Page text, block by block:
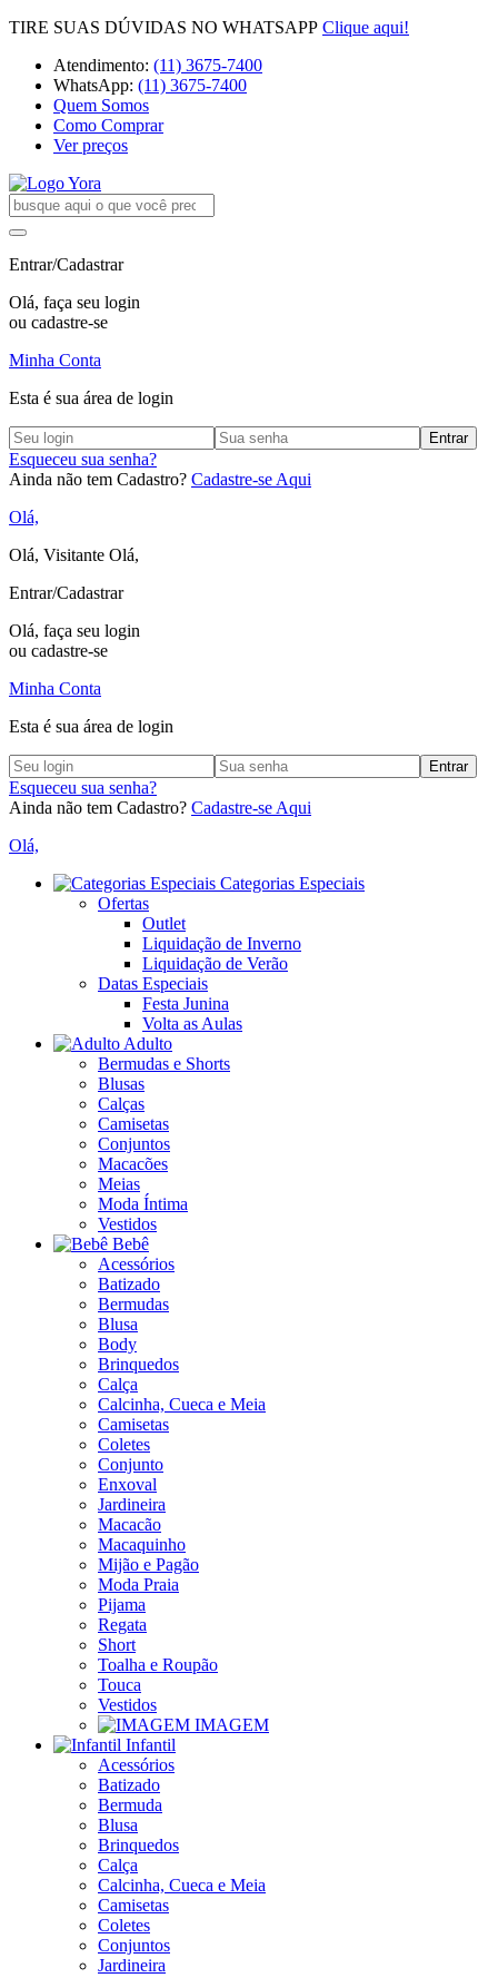
TIRE SUAS DÚVIDAS NO WHATSAPP Clique aqui!
Atendimento: (11) 3675-7400
WhatsApp: (11) 3675-7400
Quem Somos
Como Comprar
Ver preços
Entrar/Cadastrar
Olá, faça seu login
ou cadastre-se
Minha Conta
Esta é sua área de login
Entrar
Esqueceu sua senha?
Ainda não tem Cadastro? Cadastre-se Aqui
Olá,
Olá, Visitante Olá,
Entrar/Cadastrar
Olá, faça seu login
ou cadastre-se
Minha Conta
Esta é sua área de login
Entrar
Esqueceu sua senha?
Ainda não tem Cadastro? Cadastre-se Aqui
Olá,
Categorias Especiais
Ofertas
Outlet
Liquidação de Inverno
Liquidação de Verão
Datas Especiais
Festa Junina
Volta as Aulas
Adulto
Bermudas e Shorts
Blusas
Calças
Camisetas
Conjuntos
Macacões
Meias
Moda Íntima
Vestidos
Bebê
Acessórios
Batizado
Bermudas
Blusa
Body
Brinquedos
Calça
Calcinha, Cueca e Meia
Camisetas
Coletes
Conjunto
Enxoval
Jardineira
Macacão
Macaquinho
Mijão e Pagão
Moda Praia
Pijama
Regata
Short
Toalha e Roupão
Touca
Vestidos
IMAGEM
Infantil
Acessórios
Batizado
Bermuda
Blusa
Brinquedos
Calça
Calcinha, Cueca e Meia
Camisetas
Coletes
Conjuntos
Jardineira